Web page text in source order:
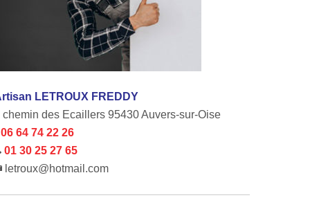
LETROUX FREDDY
chemin des Ecaillers 95430 Auvers-sur-Oise
64 74 22 26
01 30 25 27 65
letroux@hotmail.com